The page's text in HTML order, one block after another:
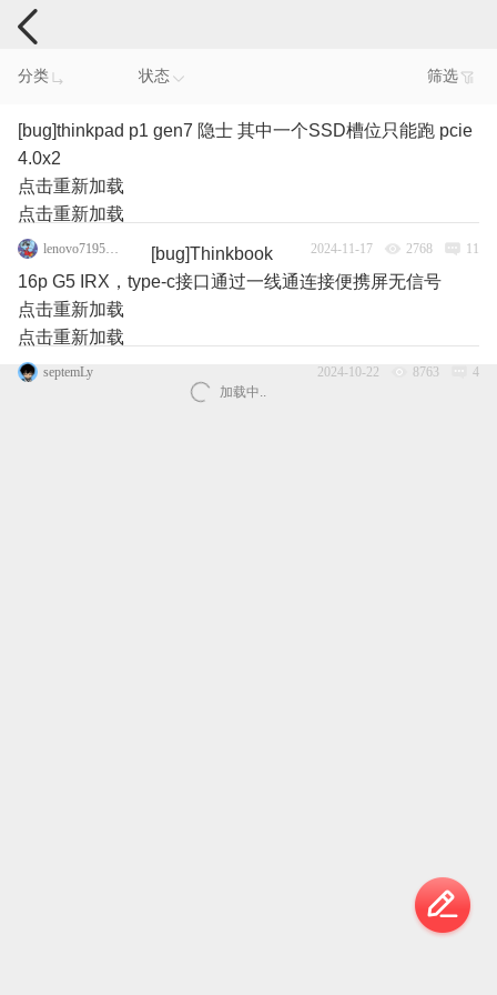
电脑反馈
分类 状态 筛选
[bug]thinkpad p1 gen7 隐士 其中一个SSD槽位只能跑 pcie
4.0x2
点击重新加载
点击重新加载
lenovo71952190 2024-11-17 2768 11
[bug]Thinkbook
16p G5 IRX，type-c接口通过一线通连接便携屏无信号
点击重新加载
点击重新加载
septemLy 2024-10-22 8763
4
加载中..